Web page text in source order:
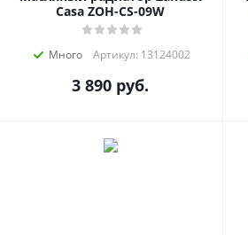
Casa ZOH-CS-09W
Много Артикул: 13124002
3 890 руб.